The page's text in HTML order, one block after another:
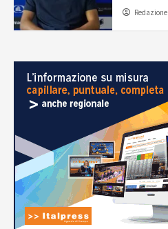
Redazione